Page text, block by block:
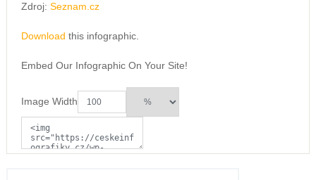
Zdroj: Seznam.cz
Download this infographic.
Embed Our Infographic On Your Site!
Image Width